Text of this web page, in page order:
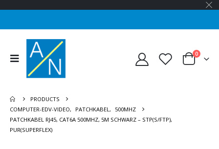
0
PRODUCTS
COMPUTER-EDV-VIDEO, PATCHKABEL,
500MHZ
PATCHKABEL RJ45, CAT6A 500MHZ, 5M SCHWARZ – STP(S/FTP),
PUR(SUPERFLEX)